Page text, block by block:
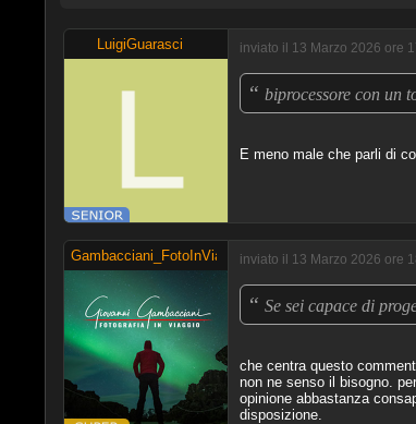
LuigiGuarasci inviato il 13 Marzo 2026 ore
“ biprocessore con un
E meno male che parli di
Gambacciani_FotoInViaggioinviato il 13 Marzo 2026 ore
“ Se sei capace di
che centra questo
non ne senso il bisogno.
opinione abbastanza
disposizione.